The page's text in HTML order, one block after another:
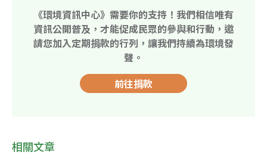
《環境資訊中心》需要你的支持！我們相信唯有
資訊公開普及，才能促成民眾的參與和行動，邀
請您加入定期捐款的行列，讓我們持續為環境發
聲。
前往捐款
相關文章